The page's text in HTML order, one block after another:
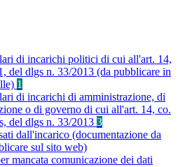
di incarichi politici di cui all'art. 14,
del dlgs n. 33/2013 (da pubblicare in
1
di incarichi di amministrazione, di
o di governo di cui all'art. 14, co.
del dlgs n. 33/2013 3
dall'incarico (documentazione da
sul sito web)
mancata comunicazione dei dati